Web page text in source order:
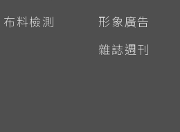
布料檢測
形象廣告
雜誌週刊